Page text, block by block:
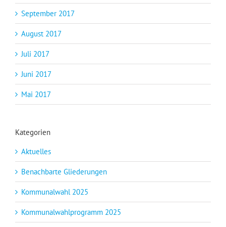
September 2017
August 2017
Juli 2017
Juni 2017
Mai 2017
Kategorien
Aktuelles
Benachbarte Gliederungen
Kommunalwahl 2025
Kommunalwahlprogramm 2025